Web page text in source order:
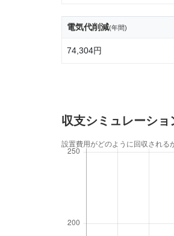
電気代削減(年間)
74,304円
収支シミュレーショ
設置費用がどのように回収される